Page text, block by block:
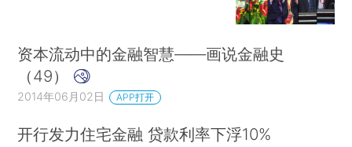
资本流动中的金融智慧——画说金融史
（49）
2014年06月02日 APP打开
开行发力住宅金融 贷款利率下浮10%